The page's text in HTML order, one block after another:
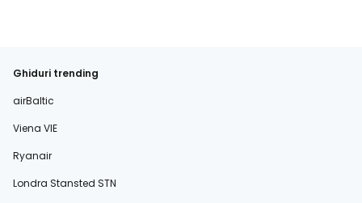
Ghiduri trending
airBaltic
Viena VIE
Ryanair
Londra Stansted STN